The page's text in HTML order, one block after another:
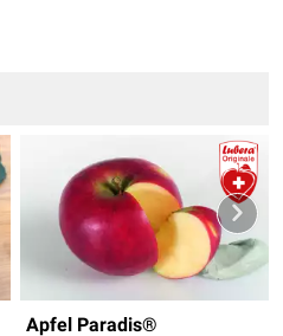
Apfel Paradis®